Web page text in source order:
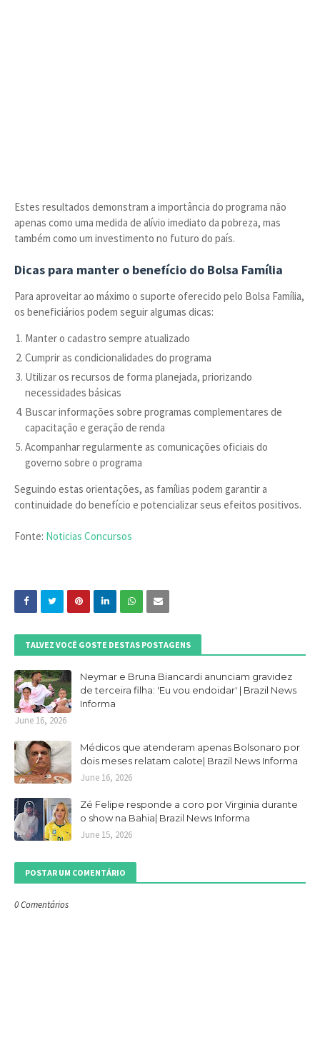
Estes resultados demonstram a importância do programa não
apenas como uma medida de alívio imediato da pobreza, mas
também como um investimento no futuro do país.
Dicas para manter o benefício do Bolsa Família
Para aproveitar ao máximo o suporte oferecido pelo Bolsa Família,
os beneficiários podem seguir algumas dicas:
Manter o cadastro sempre atualizado
Cumprir as condicionalidades do programa
Utilizar os recursos de forma planejada, priorizando
necessidades básicas
Buscar informações sobre programas complementares de
capacitação e geração de renda
Acompanhar regularmente as comunicações oficiais do
governo sobre o programa
Seguindo estas orientações, as famílias podem garantir a
continuidade do benefício e potencializar seus efeitos positivos.
Fonte: Noticias Concursos
TALVEZ VOCÊ GOSTE DESTAS POSTAGENS
Neymar e Bruna Biancardi anunciam gravidez
de terceira filha: 'Eu vou endoidar' | Brazil News
Informa
June 16, 2026
Médicos que atenderam apenas Bolsonaro por
dois meses relatam calote| Brazil News Informa
June 16, 2026
Zé Felipe responde a coro por Virginia durante
o show na Bahia| Brazil News Informa
June 15, 2026
POSTAR UM COMENTÁRIO
0 Comentários